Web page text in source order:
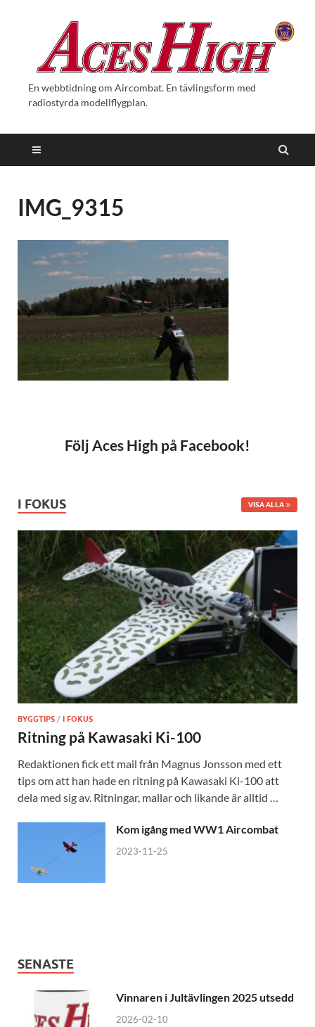
En webbtidning om Aircombat. En tävlingsform med
radiostyrda modellflygplan.
IMG_9315
Följ Aces High på Facebook!
I FOKUS VISA ALLA
BYGGTIPS / I FOKUS
Ritning på Kawasaki Ki-100
Redaktionen fick ett mail från Magnus Jonsson med ett
tips om att han hade en ritning på Kawasaki Ki-100 att
dela med sig av. Ritningar, mallar och likande är alltid …
Kom igång med WW1 Aircombat
2023-11-25
SENASTE
Vinnaren i Jultävlingen 2025 utsedd
2026-02-10